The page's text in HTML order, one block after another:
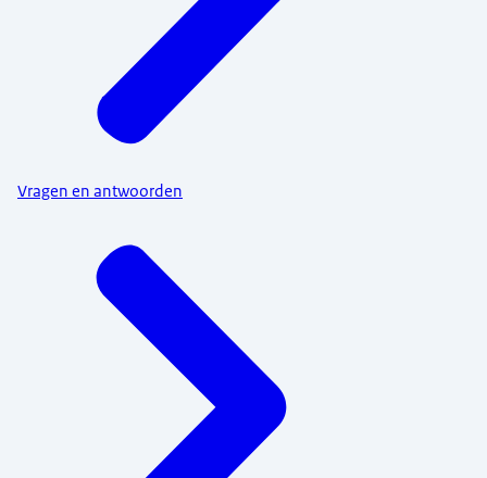
Vragen en antwoorden